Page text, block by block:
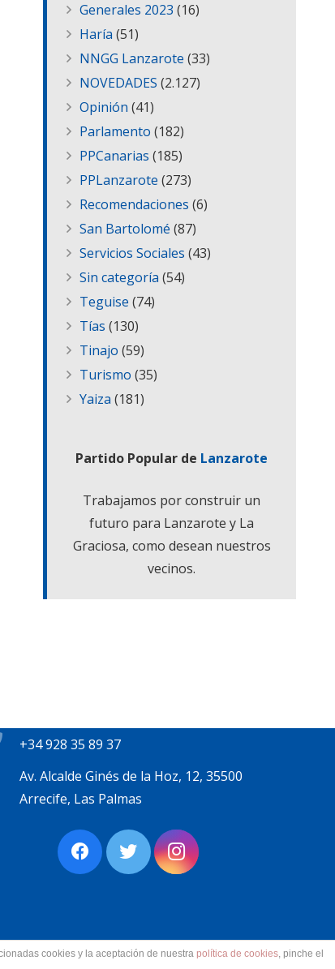
Generales 2023 (16)
Haría (51)
NNGG Lanzarote (33)
NOVEDADES (2.127)
Opinión (41)
Parlamento (182)
PPCanarias (185)
PPLanzarote (273)
Recomendaciones (6)
San Bartolomé (87)
Servicios Sociales (43)
Sin categoría (54)
Teguise (74)
Tías (130)
Tinajo (59)
Turismo (35)
Yaiza (181)
Partido Popular de Lanzarote
Trabajamos por construir un
futuro para Lanzarote y La
Graciosa, como desean nuestros
vecinos.
+34 928 35 89 37
Av. Alcalde Ginés de la Hoz, 12, 35500
Arrecife, Las Palmas
cookies y la aceptación de nuestra política de cookies, pinche el